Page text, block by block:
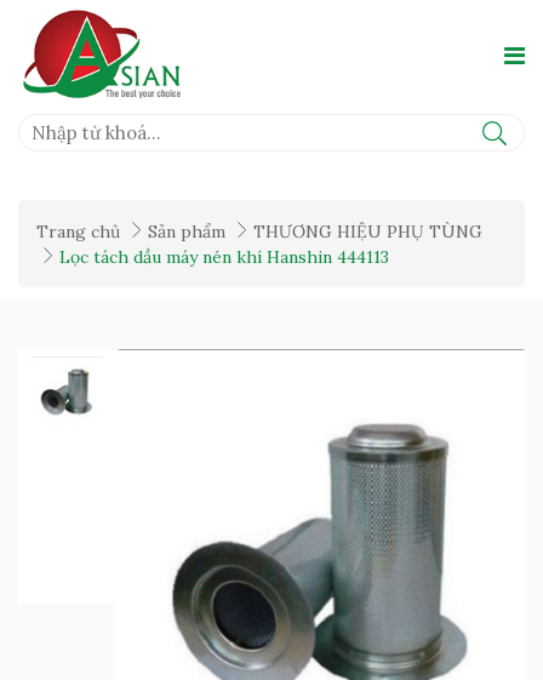
Trang chủ Sản phẩm
THƯƠNG HIỆU PHỤ TÙNG
Lọc tách dầu máy nén khí Hanshin 444113